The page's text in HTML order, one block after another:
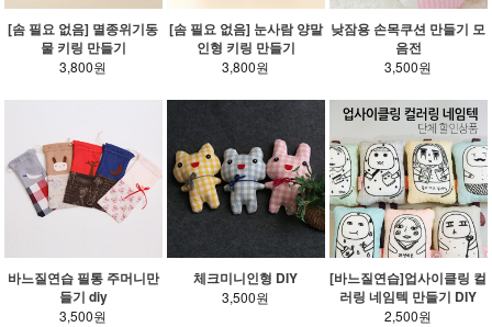
[솜 필요 없음] 멸종위기동
물 키링 만들기
3,800원
[솜 필요 없음] 눈사람 양말
인형 키링 만들기
3,800원
낮잠용 손목쿠션 만들기 모
음전
3,500원
바느질연습 필통 주머니만
들기 diy
3,500원
체크미니인형 DIY
3,500원
[바느질연습]업사이클링 컬
러링 네임텍 만들기 DIY
2,500원